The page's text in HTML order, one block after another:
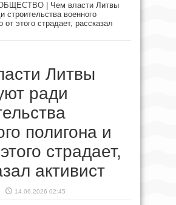
Чем власти Литвы
строительства военного
от этого страдает, рассказал
Литвы
ради
полигона и
страдает,
активист
14.06.2026 02:45